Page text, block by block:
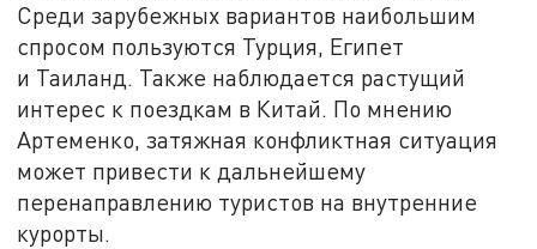
Среди зарубежных вариантов наибольшим
спросом пользуются Турция, Египет
и Таиланд. Также наблюдается растущий
интерес к поездкам в Китай. По мнению
Артеменко, затяжная конфликтная ситуация
может привести к дальнейшему
перенаправлению туристов на внутренние
курорты.